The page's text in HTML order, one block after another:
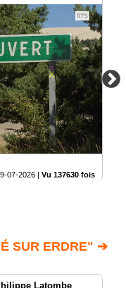
07-2026 | Vu 137630 fois
SUR ERDRE" ➔
Latombe